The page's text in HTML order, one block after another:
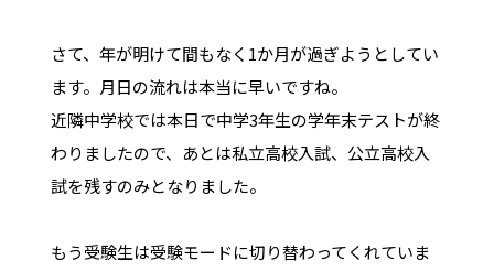
さて、年が明けて間もなく1か月が過ぎようとしてい
ます。月日の流れは本当に早いですね。
近隣中学校では本日で中学3年生の学年末テストが終
わりましたので、あとは私立高校入試、公立高校入
試を残すのみとなりました。
もう受験生は受験モードに切り替わってくれていま